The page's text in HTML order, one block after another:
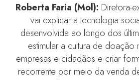
Roberta Faria (Mol): Diretora-
vai explicar a tecnologia
desenvolvida ao longo dos
estimular a cultura de
empresas e cidadãos e criar
recorrente por meio da venda